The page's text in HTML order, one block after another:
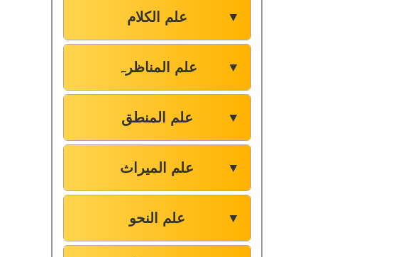
علم الکلام ▼
علم المناظرہ ▼
علم المنطق ▼
علم المیراث ▼
علم النحو ▼